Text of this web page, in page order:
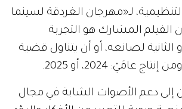
لـ«مهرجان الغردقة لسينما
الفيلم المشارك هو التجربة
الثانية لصانعه، أو أن يتناول قضية
عامَيْ: 2024، أو 2025.
إلى دعم الأصوات الشابة في مجال